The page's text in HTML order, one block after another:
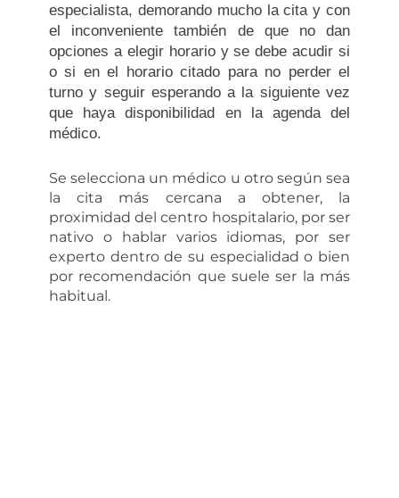
especialista, demorando mucho la cita y con
el inconveniente también de que no dan
opciones a elegir horario y se debe acudir si
o si en el horario citado para no perder el
turno y seguir esperando a la siguiente vez
que haya disponibilidad en la agenda del
médico.
Se selecciona un médico u otro según sea
la cita más cercana a obtener, la
proximidad del centro hospitalario, por ser
nativo o hablar varios idiomas, por ser
experto dentro de su especialidad o bien
por recomendación que suele ser la más
habitual.